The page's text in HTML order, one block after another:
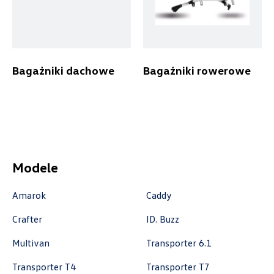
Bagażniki dachowe Bagażniki rowerowe
ul. Krakowska 33, Wieliczka
czescivw@autoluzar.pl
Modele
Amarok
Caddy
Crafter
ID. Buzz
Multivan
Transporter 6.1
Transporter T4
Transporter T7